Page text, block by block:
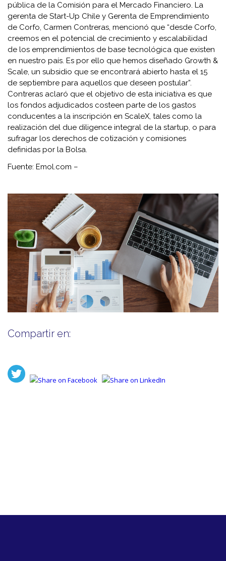
pública de la Comisión para el Mercado Financiero. La
gerenta de Start-Up Chile y Gerenta de Emprendimiento
de Corfo, Carmen Contreras, mencionó que “desde Corfo,
creemos en el potencial de crecimiento y escalabilidad
de los emprendimientos de base tecnológica que existen
en nuestro país. Es por ello que hemos diseñado Growth &
Scale, un subsidio que se encontrará abierto hasta el 15
de septiembre para aquellos que deseen postular”.
Contreras aclaró que el objetivo de esta iniciativa es que
los fondos adjudicados costeen parte de los gastos
conducentes a la inscripción en ScaleX, tales como la
realización del due diligence integral de la startup, o para
sufragar los derechos de cotización y comisiones
definidas por la Bolsa.
Fuente: Emol.com –
Compartir en: